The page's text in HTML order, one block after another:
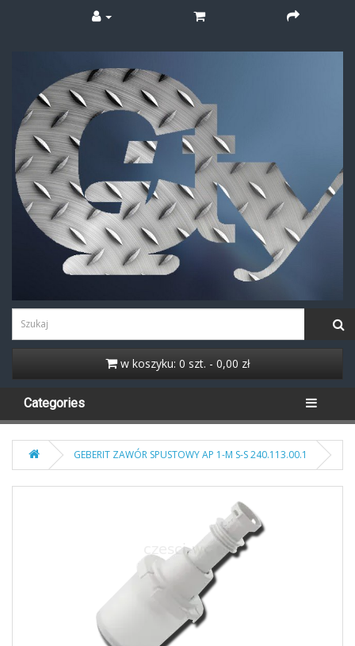
w koszyku: 0 szt. - 0,00 zł
Categories
GEBERIT ZAWÓR SPUSTOWY AP 1-M S-S 240.113.00.1